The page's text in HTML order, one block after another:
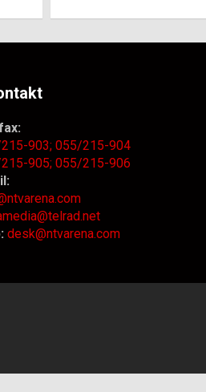
903;055/215-904
905;055/215-906
desk@ntvarena.com